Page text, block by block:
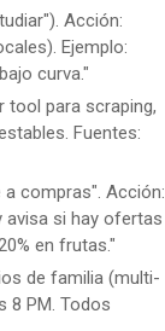
Acción:
Ejemplo:
curva."
tool para scraping,
Fuentes:
a compras". Acción:
avisa si hay ofertas
en frutas."
de familia (multi-
8 PM. Todos